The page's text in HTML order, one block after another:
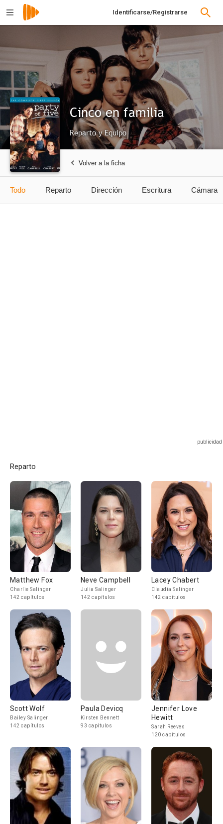
Identificarse/Registrarse
Cinco en familia
Reparto y Equipo
Volver a la ficha
Todo Reparto Dirección Escritura Cámara
Reparto
Matthew Fox
Charlie Salinger
142 capítulos
Neve Campbell
Julia Salinger
142 capítulos
Lacey Chabert
Claudia Salinger
142 capítulos
Scott Wolf
Bailey Salinger
142 capítulos
Paula Devicq
Kirsten Bennett
93 capítulos
Jennifer Love
Hewitt
Sarah Reeves
120 capítulos